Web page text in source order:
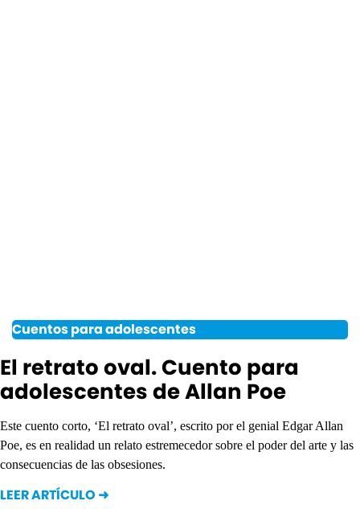
Cuentos para adolescentes
El retrato oval. Cuento para
adolescentes de Allan Poe
Este cuento corto, ‘El retrato oval’, escrito por el genial Edgar Allan
Poe, es en realidad un relato estremecedor sobre el poder del arte y las
consecuencias de las obsesiones.
LEER ARTÍCULO ➜